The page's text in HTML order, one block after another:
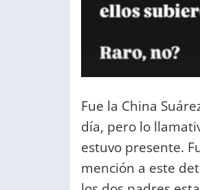
Fue la China
día, pero lo
estuvo presente.
mención a este